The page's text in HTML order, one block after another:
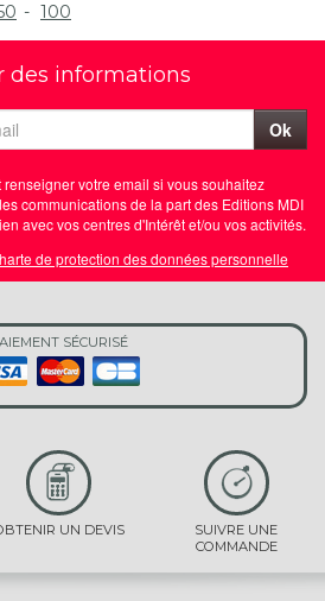
100
des informations
Ok
votre email si vous souhaitez
communications de la part des Editions MDI
avec vos centres d'Intérêt et/ou vos activités.
de protection des données personnelle
SÉCURISÉ
UN DEVIS
SUIVRE UNE
COMMANDE